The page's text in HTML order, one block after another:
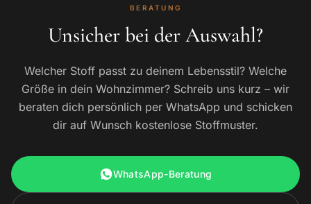
BERATUNG
Unsicher bei der Auswahl?
Welcher Stoff passt zu deinem Lebensstil? Welche
Größe in dein Wohnzimmer? Schreib uns kurz – wir
beraten dich persönlich per WhatsApp und schicken
dir auf Wunsch kostenlose Stoffmuster.
WhatsApp-Beratung